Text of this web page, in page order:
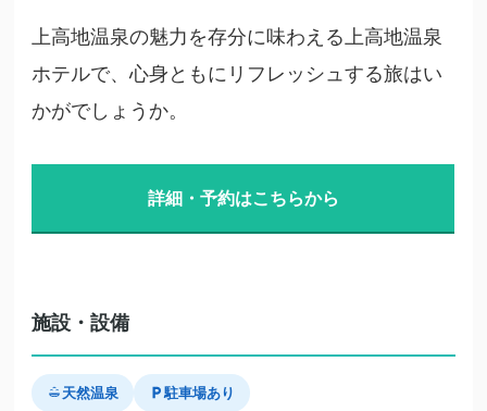
上高地温泉の魅力を存分に味わえる上高地温泉
ホテルで、心身ともにリフレッシュする旅はい
かがでしょうか。
詳細・予約はこちらから
施設・設備
天然温泉 駐車場あり